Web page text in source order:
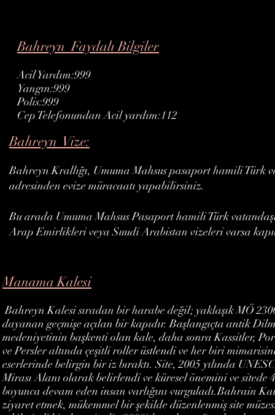
Bahreyn Faydalı Bilgiler
Acil Yardım:999
Yangın:999
Polis:999
Cep Telefonundan Acil yardım:112
Bahreyn Vize:
Bahreyn Krallığı, Umuma Mahsus pasaport hamili Türk
adresinden evize müracaatı yapabilirsiniz.
Bu arada Umuma Mahsus Pasaport hamili Türk
Arap Emirlikleri veya Suudi Arabistan vizeleri varsa
Manama Kalesi
Bahreyn Kalesi sıradan bir harabe değil; yaklaşık MÖ
dayanan geçmişe açılan bir kapıdır. Başlangıçta antik
medeniyetinin başkenti olan kale, daha sonra Kassitler,
ve Persler altında çeşitli roller üstlendi ve her biri
eserlerinde belirgin bir iz bıraktı. Site, 2005 yılında
Mirası Alanı olarak belirlendi ve küresel önemini ve sitede
boyunca devam eden insan varlığını vurguladı.Bahrain
ziyaret etmek, mükemmel bir şekilde düzenlenmiş site